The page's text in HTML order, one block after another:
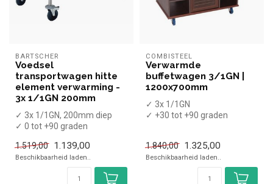
BARTSCHER
Voedsel
transportwagen hitte
element verwarming -
3x 1/1GN 200mm
✓ 3x 1/1GN, 200mm diep
✓ 0 tot +90 graden
cm, hoog...
1.519,00 1.139,00
Beschikbaarheid laden..
COMBISTEEL
Verwarmde
buffetwagen 3/1GN |
1200x700mm
✓ 3x 1/1GN
✓ +30 tot +90 graden
1...
1.840,00 1.325,00
Beschikbaarheid laden..